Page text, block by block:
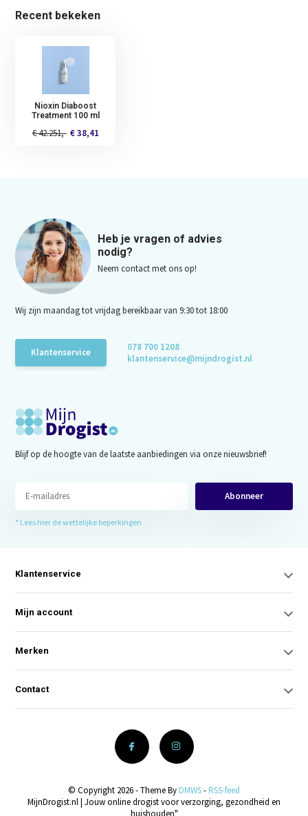
Recent bekeken
Nioxin Diaboost
Treatment 100 ml
€ 42.251,- € 38,41
Heb je vragen of advies
nodig?
Neem contact met ons op!
Wij zijn maandag tot vrijdag bereikbaar van 9:30 tot 18:00
Klantenservice
078 700 1208
klantenservice@mijndrogist.nl
Blijf op de hoogte van de laatste aanbiedingen via onze nieuwsbrief!
Abonneer
* Lees hier de wettelijke beperkingen
Klantenservice
Mijn account
Merken
Contact
© Copyright 2026 - Theme By DMWS- RSS-feed
MijnDrogist.nl | Jouw online drogist voor verzorging, gezondheid en
huishouden"